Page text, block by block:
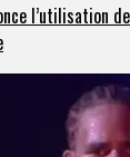
l’utilisation